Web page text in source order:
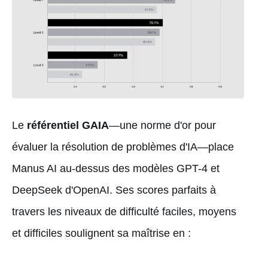
Le référentiel GAIA—une norme d'or pour
évaluer la résolution de problèmes d'IA—place
Manus AI au-dessus des modèles GPT-4 et
DeepSeek d'OpenAI. Ses scores parfaits à
travers les niveaux de difficulté faciles, moyens
et difficiles soulignent sa maîtrise en :